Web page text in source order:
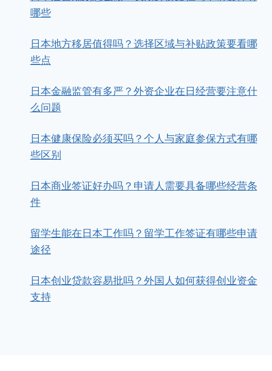
哪些
日本地方移居值得吗？选择区域与补贴政策要看哪
些点
日本金融监管有多严？外资企业在日经营要注意什
么问题
日本健康保险必须买吗？个人与家庭参保方式有哪
些区别
日本商业签证好办吗？申请人需要具备哪些经营条
件
留学生能在日本工作吗？留学工作签证有哪些申请
途径
日本创业贷款容易批吗？外国人如何获得创业资金
支持